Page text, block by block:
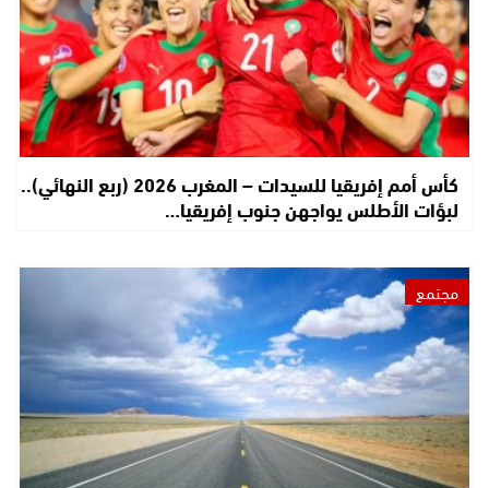
كأس أمم إفريقيا للسيدات – المغرب 2026 (ربع النهائي)..
لبؤات الأطلس يواجهن جنوب إفريقيا…
مجتمع